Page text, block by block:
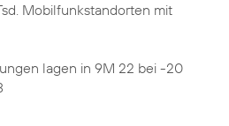
Mobilfunkstandorten mit
lagen in 9M 22 bei -20